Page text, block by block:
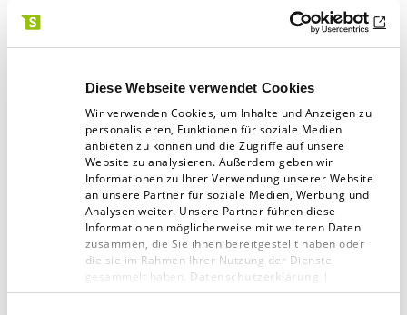
Diese Webseite verwendet Cookies
Wir verwenden Cookies, um Inhalte und Anzeigen zu
personalisieren, Funktionen für soziale Medien
anbieten zu können und die Zugriffe auf unsere
Website zu analysieren. Außerdem geben wir
Informationen zu Ihrer Verwendung unserer Website
an unsere Partner für soziale Medien, Werbung und
Analysen weiter. Unsere Partner führen diese
Informationen möglicherweise mit weiteren Daten
zusammen, die Sie ihnen bereitgestellt haben oder
die sie im Rahmen Ihrer Nutzung der Dienste
gesammelt haben. Datenschutzerklärung
Impressum
digitale Wirtschaft. Der Fokus liege auf
Marketing, Media und Technologie. Für
ist dem Veranstalter Kölnmesse wichtig, dass
die Messe für einen effektiven Wissenstransfer
und direkte Geschäftsabschlüsse stehe.
Foto: dmexco / PR